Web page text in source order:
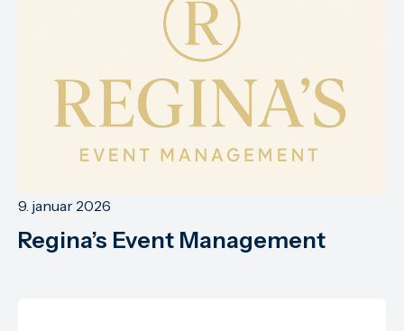
Regina’s Event Management
9. januar 2026